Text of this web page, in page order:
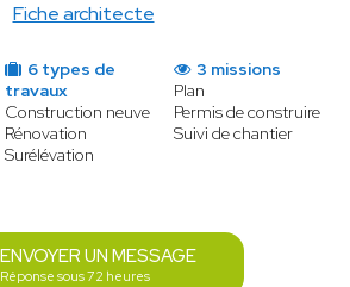
Fiche architecte
6 types de
travaux
Construction neuve
Rénovation
Surélévation
3 missions
Plan
Permis de construire
Suivi de chantier
ENVOYER UN MESSAGE
Réponse sous 72 heures